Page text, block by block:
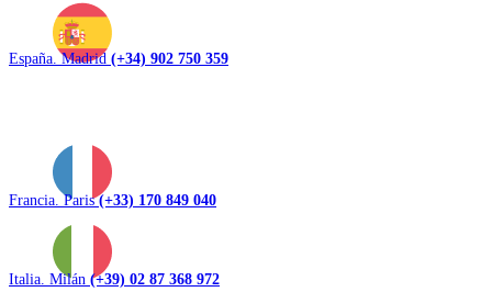
España. Madrid (+34) 902 750 359
Francia. Paris(+33) 170 849 040
Italia. Milán (+39) 02 87 368 972